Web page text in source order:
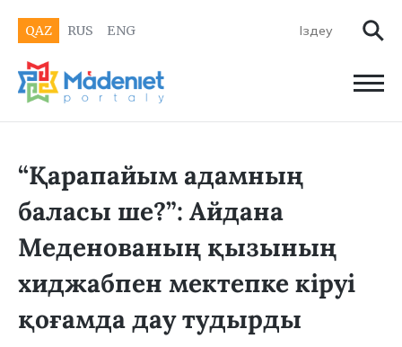
QAZ RUS ENG
“Қарапайым адамның
баласы ше?”: Айдана
Меденованың қызының
хиджабпен мектепке кіруі
қоғамда дау тудырды